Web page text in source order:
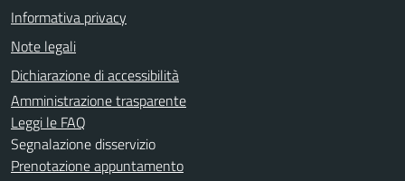
Informativa privacy
Note legali
Dichiarazione di accessibilità
Amministrazione trasparente
Leggi le FAQ
Segnalazione disservizio
Prenotazione appuntamento